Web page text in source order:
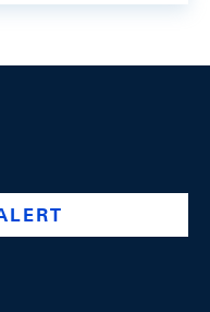
swiss-national-
@swissnationalbank